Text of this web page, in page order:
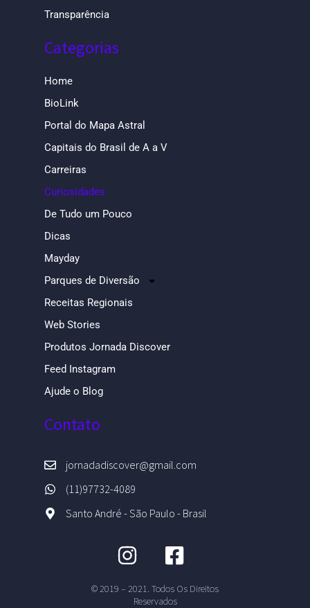
Transparência
Categorias
Home
BioLink
Portal do Mapa Astral
Capitais do Brasil de A a V
Carreiras
Curiosidades
De Tudo um Pouco
Dicas
Mayday
Parques de Diversão
Receitas Regionais
Web Stories
Produtos Jornada Discover
Feed Instagram
Ajude o Blog
Contato
jornadadiscover@gmail.com
(11)97732-4089
Santo André - São Paulo - Brasil
© 2019 – 2021. Todos Os Direitos
Reservados